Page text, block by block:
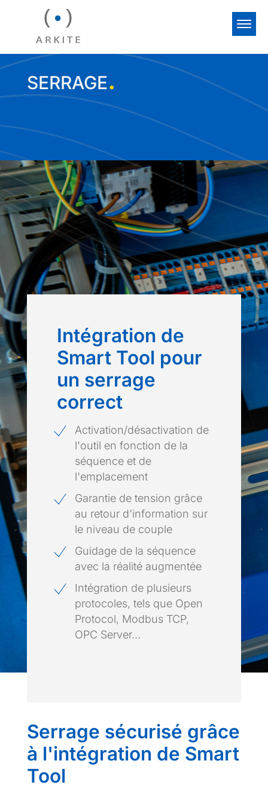
SERRAGE.
Intégration de
Smart Tool pour
un serrage
correct
Activation/désactivation de
l'outil en fonction de la
séquence et de
l'emplacement
Garantie de tension grâce
au retour d'information sur
le niveau de couple
Guidage de la séquence
avec la réalité augmentée
Intégration de plusieurs
protocoles, tels que Open
Protocol, Modbus TCP,
OPC Server...
Serrage sécurisé grâce
à l'intégration de Smart
Tool